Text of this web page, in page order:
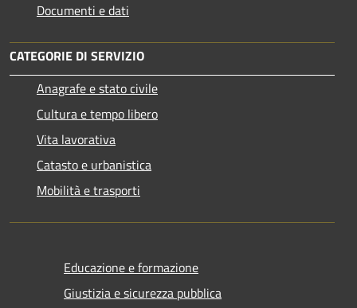
Documenti e dati
CATEGORIE DI SERVIZIO
Anagrafe e stato civile
Cultura e tempo libero
Vita lavorativa
Catasto e urbanistica
Mobilità e trasporti
Educazione e formazione
Giustizia e sicurezza pubblica